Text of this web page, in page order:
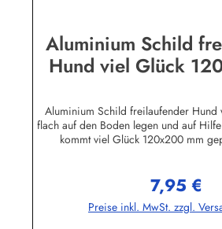
Aluminium Schild
Hund viel Glück
Aluminium Schild freilaufender Hund
flach auf den Boden legen und auf
kommt viel Glück 120x200 mm
hochwertig geprägt, d.h. die
erhöht.Auf einigen
waagerechte Linien zu erkennen. Es
Regulärer
7,95 €
Preise inkl. MwSt. zzgl.